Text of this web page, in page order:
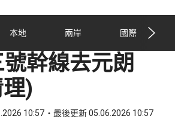
本地 兩岸 國際
幹線去元朗
)
10:57 最後更新 05.06.2026 10:57